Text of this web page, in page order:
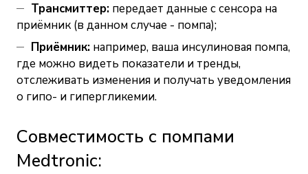
Трансмиттер: передает данные с сенсора на
приёмник (в данном случае - помпа);
Приёмник: например, ваша инсулиновая помпа,
где можно видеть показатели и тренды,
отслеживать изменения и получать уведомления
о гипо- и гипергликемии.
Совместимость с помпами
Medtronic: